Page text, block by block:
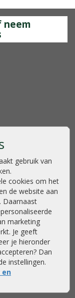
gebruik van
cookies om het
de website aan
Daarnaast
marketing
Je geeft
je hieronder
Dan
instellingen.
en
neem